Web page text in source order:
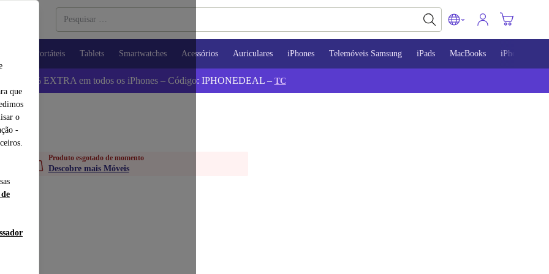
que
o
-
Portáteis Tablets Smartwatches Acessórios Auriculares iPhones Telemóveis Samsung iPads MacBooks iPhone 13
5% EXTRA em todos os iPhones – Código: IPHONEDEAL – TC
Produto esgotado de momento
Descobre mais Móveis